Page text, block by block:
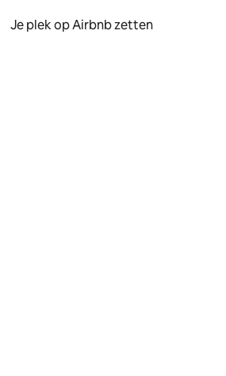
Je plek op Airbnb zetten